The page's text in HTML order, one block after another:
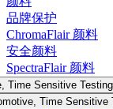
品牌保护
ChromaFlair 颜料
安全颜料
SpectraFlair 颜料
Time Sensitive Testing
Time Sensitive